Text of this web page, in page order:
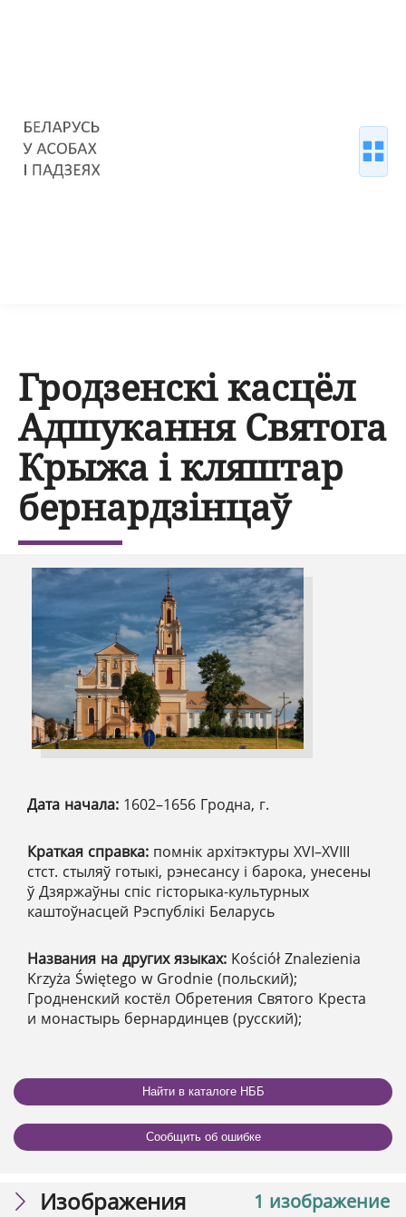
Гродзенскі касцёл
Адшукання Святога
Крыжа і кляштар
бернардзінцаў
Дата начала: 1602–1656 Гродна, г.
Краткая справка: помнік архітэктуры XVI–XVIII
стст. стыляў готыкі, рэнесансу і барока, унесены
ў Дзяржаўны спіс гісторыка-культурных
каштоўнасцей Рэспублікі Беларусь
Названия на других языках: Kościół Znalezienia
Krzyża Świętego w Grodnie (польский);
Гродненский костёл Обретения Святого Креста
и монастырь бернардинцев (русский);
Найти в каталоге НББ
Сообщить об ошибке
1 изображение
Изображения